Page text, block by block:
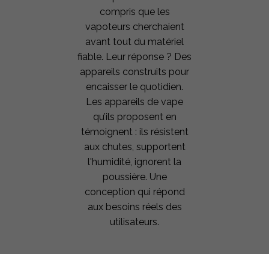
compris que les
vapoteurs cherchaient
avant tout du matériel
fiable. Leur réponse ? Des
appareils construits pour
encaisser le quotidien.
Les appareils de vape
qu’ils proposent en
témoignent : ils résistent
aux chutes, supportent
l'humidité, ignorent la
poussière. Une
conception qui répond
aux besoins réels des
utilisateurs.